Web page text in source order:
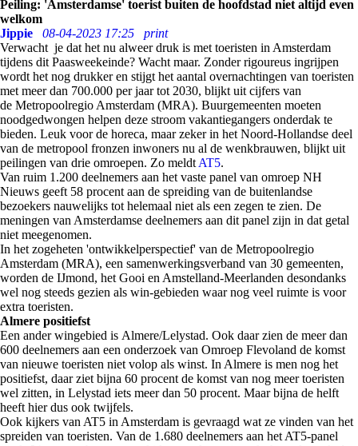
Peiling: 'Amsterdamse' toerist buiten de hoofdstad niet altijd even
welkom
Jippie
08-04-2023 17:25
print
Verwacht je dat het nu alweer druk is met toeristen in Amsterdam
tijdens dit Paasweekeinde? Wacht maar. Zonder rigoureus ingrijpen
wordt het nog drukker en stijgt het aantal overnachtingen van toeristen
met meer dan 700.000 per jaar tot 2030, blijkt uit cijfers van
de Metropoolregio Amsterdam (MRA). Buurgemeenten moeten
noodgedwongen helpen deze stroom vakantiegangers onderdak te
bieden. Leuk voor de horeca, maar zeker in het Noord-Hollandse deel
van de metropool fronzen inwoners nu al de wenkbrauwen, blijkt uit
peilingen van drie omroepen. Zo meldt AT5.
Van ruim 1.200 deelnemers aan het vaste panel van omroep NH
Nieuws geeft 58 procent aan de spreiding van de buitenlandse
bezoekers nauwelijks tot helemaal niet als een zegen te zien. De
meningen van Amsterdamse deelnemers aan dit panel zijn in dat getal
niet meegenomen.
In het zogeheten 'ontwikkelperspectief' van de Metropoolregio
Amsterdam (MRA), een samenwerkingsverband van 30 gemeenten,
worden de IJmond, het Gooi en Amstelland-Meerlanden desondanks
wel nog steeds gezien als win-gebieden waar nog veel ruimte is voor
extra toeristen.
Almere positiefst
Een ander wingebied is Almere/Lelystad. Ook daar zien de meer dan
600 deelnemers aan een onderzoek van Omroep Flevoland de komst
van nieuwe toeristen niet volop als winst. In Almere is men nog het
positiefst, daar ziet bijna 60 procent de komst van nog meer toeristen
wel zitten, in Lelystad iets meer dan 50 procent. Maar bijna de helft
heeft hier dus ook twijfels.
Ook kijkers van AT5 in Amsterdam is gevraagd wat ze vinden van het
spreiden van toeristen. Van de 1.680 deelnemers aan het AT5-panel